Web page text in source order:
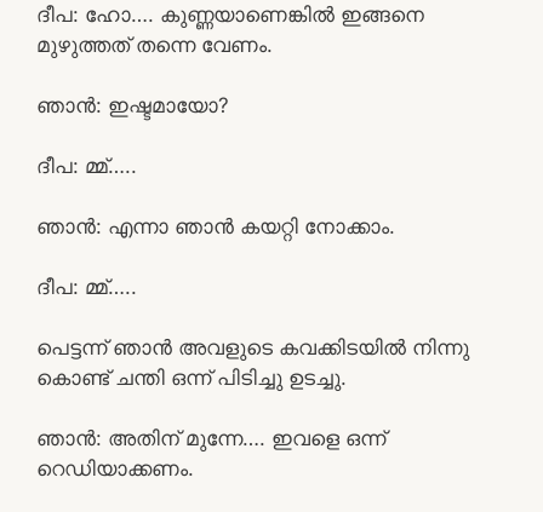
ദീപ: ഹോ…. കുണ്ണയാണെങ്കിൽ ഇങ്ങനെ
മുഴുത്തത് തന്നെ വേണം.
ഞാൻ: ഇഷ്ടമായോ?
ദീപ: മ്മ്…..
ഞാൻ: എന്നാ ഞാൻ കയറ്റി നോക്കാം.
ദീപ: മ്മ്…..
പെട്ടന്ന് ഞാൻ അവളുടെ കവക്കിടയിൽ നിന്നു
കൊണ്ട് ചന്തി ഒന്ന് പിടിച്ചു ഉടച്ചു.
ഞാൻ: അതിന് മുന്നേ…. ഇവളെ ഒന്ന്
റെഡിയാക്കണം.